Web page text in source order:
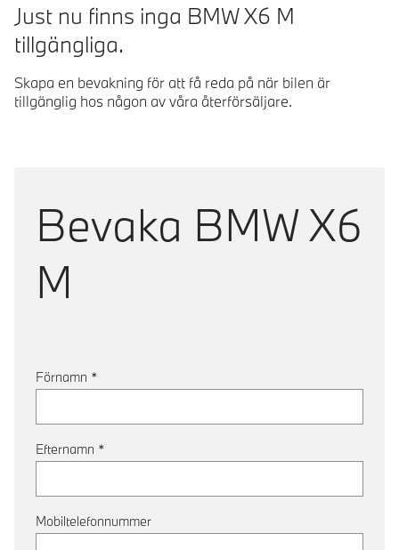
Just nu finns inga BMW X6 M
tillgängliga.
Skapa en bevakning för att få reda på när bilen är
tillgänglig hos någon av våra återförsäljare.
Bevaka BMW X6
M
Förnamn *
Efternamn *
Mobiltelefonnummer